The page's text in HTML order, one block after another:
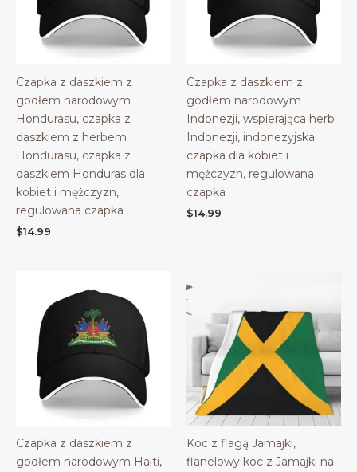
Czapka z daszkiem z
godłem narodowym
Hondurasu, czapka z
daszkiem z herbem
Hondurasu, czapka z
daszkiem Honduras dla
kobiet i mężczyzn,
regulowana czapka
$14.99
Czapka z daszkiem z
godłem narodowym
Indonezji, wspierająca herb
Indonezji, indonezyjska
czapka dla kobiet i
mężczyzn, regulowana
czapka
$14.99
Czapka z daszkiem z
godłem narodowym Haiti,
Koc z flagą Jamajki,
flanelowy koc z Jamajki na